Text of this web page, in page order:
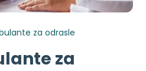
za odrasle
za